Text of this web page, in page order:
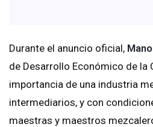
Durante el anuncio oficial,
de Desarrollo Económico de la
importancia de una industria
intermediarios, y con
maestras y maestros